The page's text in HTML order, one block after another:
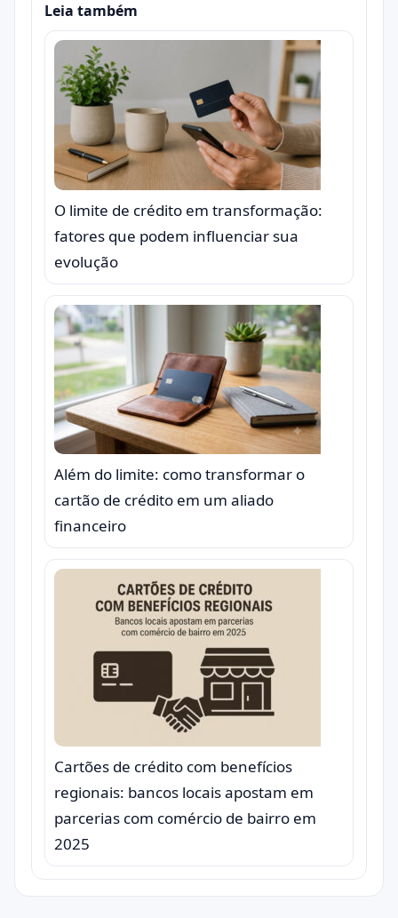
Leia também
O limite de crédito em transformação:
fatores que podem influenciar sua
evolução
Além do limite: como transformar o
cartão de crédito em um aliado
financeiro
Cartões de crédito com benefícios
regionais: bancos locais apostam em
parcerias com comércio de bairro em
2025